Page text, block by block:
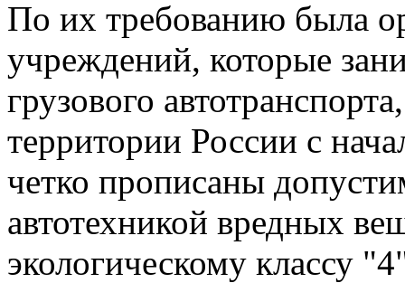
По их требованию была
учреждений, которые
грузового
территории России с
четко прописаны
автотехникой вредных
экологическому классу